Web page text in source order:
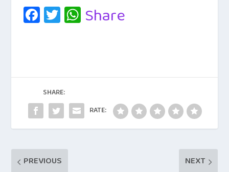
Fa
c
o
o
k
T
wi
W
A
p
p
Share
SHARE:
RATE:
PREVIOUS
NEXT